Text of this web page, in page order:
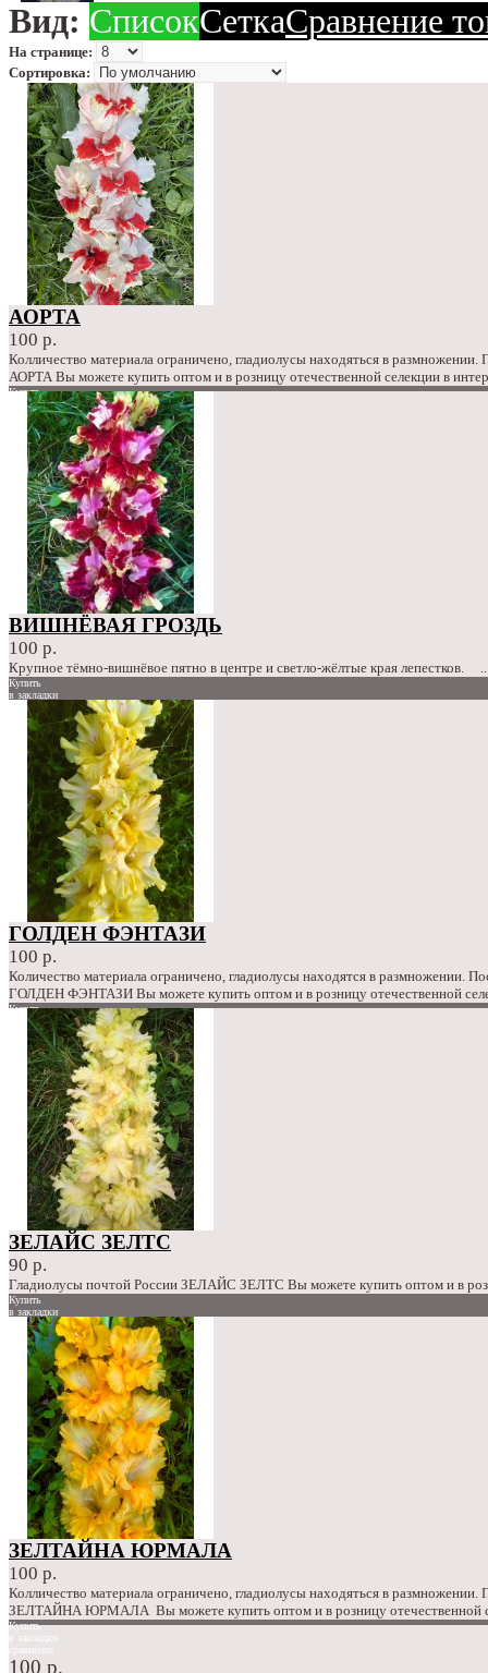
Вид: СписокСеткаСравнение
На странице:
Сортировка:
АОРТА
100 р.
Колличество материала ограничено, гладиолусы находяться в
АОРТА Вы можете купить оптом и в розницу отечественной селекции в
Купить
в закладки
сравнение
100 р.
ВИШНЁВАЯ ГРОЗДЬ
100 р.
Крупное тёмно-вишнёвое пятно в центре и светло-жёлтые края лепестков. ..
Купить
в закладки
сравнение
100 р.
ГОЛДЕН ФЭНТАЗИ
100 р.
Количество материала ограничено, гладиолусы находятся в размножении.
ГОЛДЕН ФЭНТАЗИ Вы можете купить оптом и в розницу отечественной
Купить
в закладки
сравнение
100 р.
ЗЕЛАЙС ЗЕЛТС
90 р.
Гладиолусы почтой России ЗЕЛАЙС ЗЕЛТС Вы можете купить оптом и в
Купить
в закладки
сравнение
90 р.
ЗЕЛТАЙНА ЮРМАЛА
100 р.
Колличество материала ограничено, гладиолусы находяться в
ЗЕЛТАЙНА ЮРМАЛА Вы можете купить оптом и в розницу отечественной
Купить
100 р.